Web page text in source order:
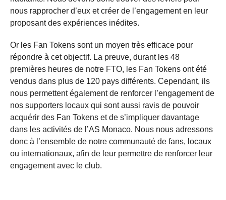
nous rapprocher d’eux et créer de l’engagement en leur
proposant des expériences inédites.
Or les Fan Tokens sont un moyen très efficace pour
répondre à cet objectif. La preuve, durant les 48
premières heures de notre FTO, les Fan Tokens ont été
vendus dans plus de 120 pays différents. Cependant, ils
nous permettent également de renforcer l’engagement de
nos supporters locaux qui sont aussi ravis de pouvoir
acquérir des Fan Tokens et de s’impliquer davantage
dans les activités de l’AS Monaco. Nous nous adressons
donc à l’ensemble de notre communauté de fans, locaux
ou internationaux, afin de leur permettre de renforcer leur
engagement avec le club.